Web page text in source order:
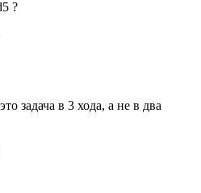
?
задача в 3 хода, а не в два